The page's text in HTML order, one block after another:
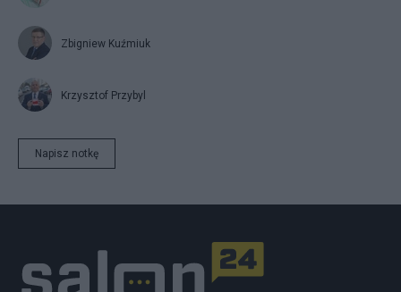
Zbigniew Kuźmiuk
Krzysztof Przybyl
Napisz notkę